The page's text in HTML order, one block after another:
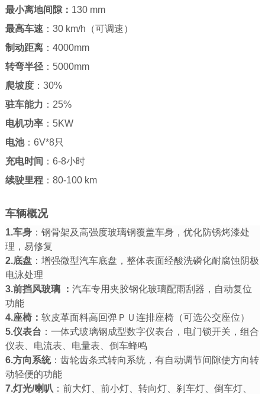
最小离地间隙： 130 mm
最高车速 ：30 km/h（可调速）
制动距离：4000mm
转弯半径：5000mm
爬坡度：30%
驻车能力 ：25%
电机功率：5KW
电池：6V*8只
充电时间 ：6-8小时
续驶里程：80-100 km
车辆概况
1.车身：钢骨架及高强度玻璃钢覆盖车身，优化防锈烤漆处
理，易修复
2.底盘：增强微型汽车底盘，整体表面经酸洗磷化耐腐蚀阴极
电泳处理
3.前挡风玻璃 ： 汽车专用夹胶钢化玻璃配雨刮器，自动复位
功能
4.座椅： 软皮革面料高回弹ＰＵ连排座椅（可选公交座位）
5.仪表台 ：一体式玻璃钢成型数字仪表台，电门锁开关，组合
仪表、电流表、电量表、倒车蜂鸣
6.方向系统：齿轮齿条式转向系统，有自动调节间隙使方向转
动轻便的功能
7.灯光/喇叭 ：前大灯、前小灯、转向灯、刹车灯、倒车灯、